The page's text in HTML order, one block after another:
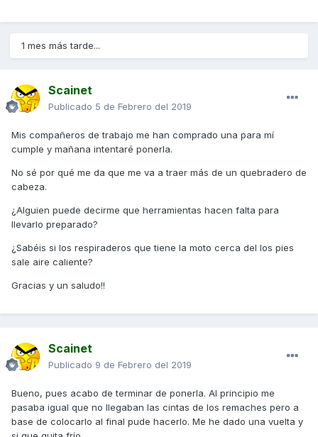
1 mes más tarde...
Scainet
Publicado 5 de Febrero del 2019
Mis compañeros de trabajo me han comprado una para mí
cumple y mañana intentaré ponerla.
No sé por qué me da que me va a traer más de un quebradero de
cabeza.
¿Alguien puede decirme que herramientas hacen falta para
llevarlo preparado?
¿Sabéis si los respiraderos que tiene la moto cerca del los pies
sale aire caliente?
Gracias y un saludo!!
Scainet
Publicado 9 de Febrero del 2019
Bueno, pues acabo de terminar de ponerla. Al principio me
pasaba igual que no llegaban las cintas de los remaches pero a
base de colocarlo al final pude hacerlo. Me he dado una vuelta y